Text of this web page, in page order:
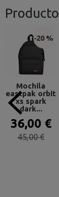
-20 %
Mochila
eastpak orbit
xs spark
dark...
36,00 €
45,00 €